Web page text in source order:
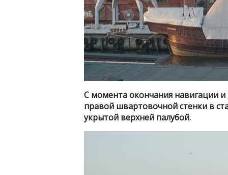
С момента окончания навигации
правой швартовочной стенки в
укрытой верхней палубой.